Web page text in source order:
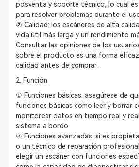
posventa y soporte técnico, lo cual
para resolver problemas durante el
② Calidad: los escáneres de alta
vida útil más larga y un rendimiento
Consultar las opiniones de los
sobre el producto es una forma
calidad antes de comprar.
2. Función
① Funciones básicas: asegúrese de
funciones básicas como leer y borrar
monitorear datos en tiempo real y
sistema a bordo.
② Funciones avanzadas: si es
o un técnico de reparación
elegir un escáner con funciones